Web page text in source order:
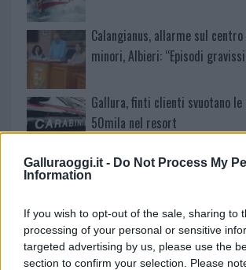
Galluraoggi.it - Do Not Process My
Information
If you wish to opt-out of the sale, sharing to
processing of your personal or sensitive
targeted advertising by us, please use the
section to confirm your selection. Please
Calangianus, allarme sul
minori, Albieri: “Episodi
Gallura, finti clienti svuotano
50mila nel resort
Meteo Olbia 7 agosto, sole e
Test tunnel Olbia: rampe chiuse
fine agosto